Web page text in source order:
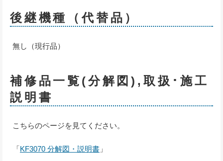
後継機種（代替品）
無し（現行品）
補修品一覧(分解図),取扱･施工
説明書
こちらのページを見てください。
「KF3070 分解図・説明書 」